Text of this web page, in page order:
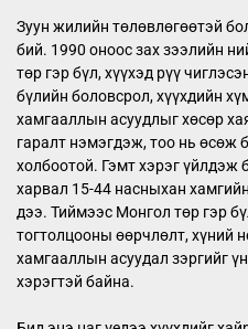
Зуун жилийн төлөвлөгөөтэй
бий. 1990 оноос зах зээлийн
төр гэр бүл, хүүхэд рүү
бүлийн боловсрол, хүүхдийн
хамгааллын асуудлыг хөсөр
гаралт нэмэгдэж, тоо нь өсөж
холбоотой. Гэмт хэрэг үйлдэж
харвал 15-44 насныхан
дээ. Тиймээс Монгол төр гэр
тогтолцооны өөрчлөлт, хүний
хамгааллын асуудал зэргийг
хэрэгтэй байна.